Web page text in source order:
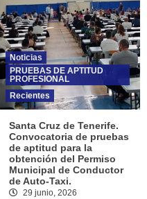
Noticias
PRUEBAS DE APTITUD
PROFESIONAL
Recientes
Santa Cruz de Tenerife.
Convocatoria de pruebas
de aptitud para la
obtención del Permiso
Municipal de Conductor
de Auto-Taxi.
29 junio, 2026